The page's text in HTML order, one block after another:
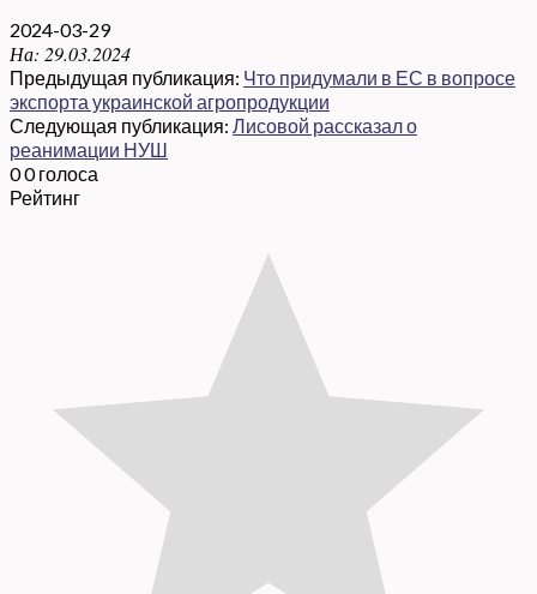
2024-03-29
На: 29.03.2024
Предыдущая публикация: Что придумали в ЕС в вопросе
экспорта украинской агропродукции
Следующая публикация: Лисовой рассказал о
реанимации НУШ
00 голоса
Рейтинг